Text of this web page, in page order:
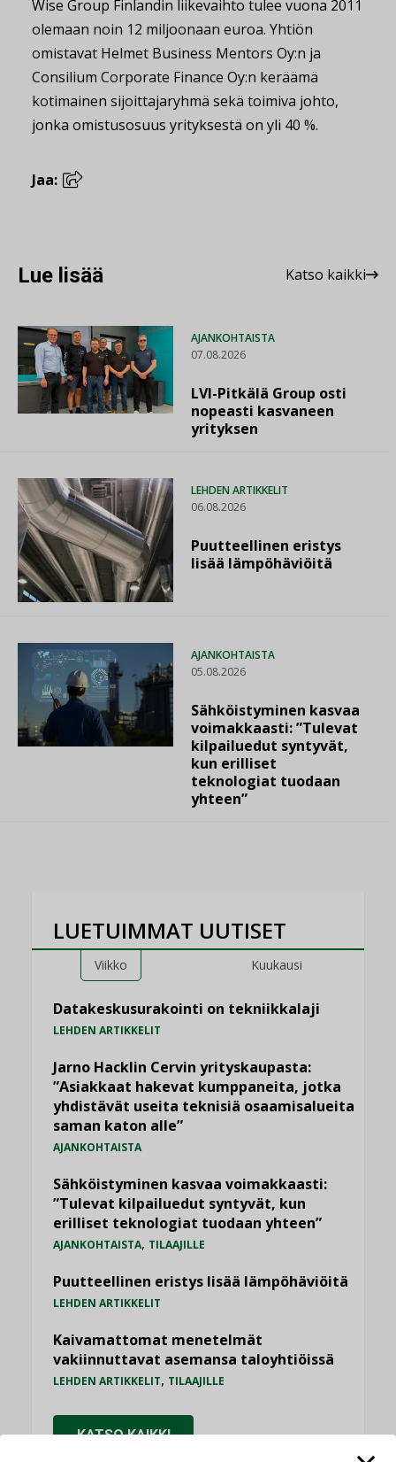
Wise Group Finlandin liikevaihto tulee vuona 2011
olemaan noin 12 miljoonaan euroa. Yhtiön
omistavat Helmet Business Mentors Oy:n ja
Consilium Corporate Finance Oy:n keräämä
kotimainen sijoittajaryhmä sekä toimiva johto,
jonka omistusosuus yrityksestä on yli 40 %.
Jaa:
Lue lisää Katso kaikki
AJANKOHTAISTA
07.08.2026
LVI-Pitkälä Group osti
nopeasti kasvaneen
yrityksen
LEHDEN ARTIKKELIT
06.08.2026
Puutteellinen eristys
lisää lämpöhäviöitä
AJANKOHTAISTA
05.08.2026
Sähköistyminen kasvaa
voimakkaasti: ”Tulevat
kilpailuedut syntyvät,
kun erilliset
teknologiat tuodaan
yhteen”
LUETUIMMAT UUTISET
Viikko Kuukausi
Datakeskusurakointi on tekniikkalaji
LEHDEN ARTIKKELIT
Jarno Hacklin Cervin yrityskaupasta:
”Asiakkaat hakevat kumppaneita, jotka
yhdistävät useita teknisiä osaamisalueita
saman katon alle”
AJANKOHTAISTA
Sähköistyminen kasvaa voimakkaasti:
”Tulevat kilpailuedut syntyvät, kun
erilliset teknologiat tuodaan yhteen”
AJANKOHTAISTA, TILAAJILLE
Puutteellinen eristys lisää lämpöhäviöitä
LEHDEN ARTIKKELIT
Kaivamattomat menetelmät
vakiinnuttavat asemansa taloyhtiöissä
LEHDEN ARTIKKELIT, TILAAJILLE
KATSO KAIKKI